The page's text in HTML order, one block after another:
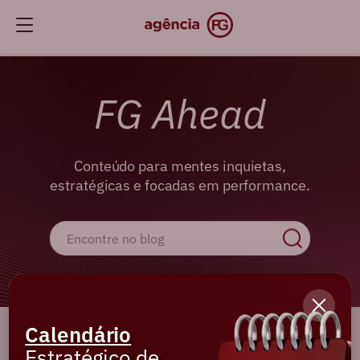
FG Ahead
Conteúdo para mentes inquietas,
estratégicas e focadas em performance.
Cadastre-se e receba os melhores
Calendário